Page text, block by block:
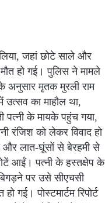
लिया, जहां छोटे साले और
हो गई। पुलिस ने मामले
के अनुसार मृतक मुरली राम
उत्सव का माहौल था,
पत्नी के मायके पहुंच गया,
रंजिश को लेकर विवाद हो
और लात-घूंसों से बेरहमी से
आईं। पत्नी के हस्तक्षेप के
पर उसे सीएचसी
पोस्टमार्टम रिपोर्ट